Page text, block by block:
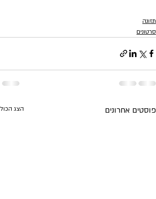
תזונה
סרטונים
פוסטים אחרונים הצג הכול